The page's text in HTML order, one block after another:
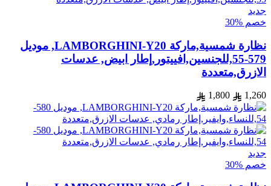
جديد
خصم %30
نظارة شمسية,ماركة LAMBORGHINI-Y20, موديل
579-55,للجنسين,افييتور,إطار ابيض, عدسات
الازرق,متعددة
1,260
1,800
جديد
خصم %30